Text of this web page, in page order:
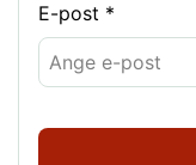
E-post *